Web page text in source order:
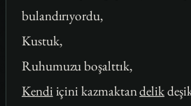
bulandırıyordu,
Kustuk,
Ruhumuzu boşalttık,
Kendi içini kazmaktandelik